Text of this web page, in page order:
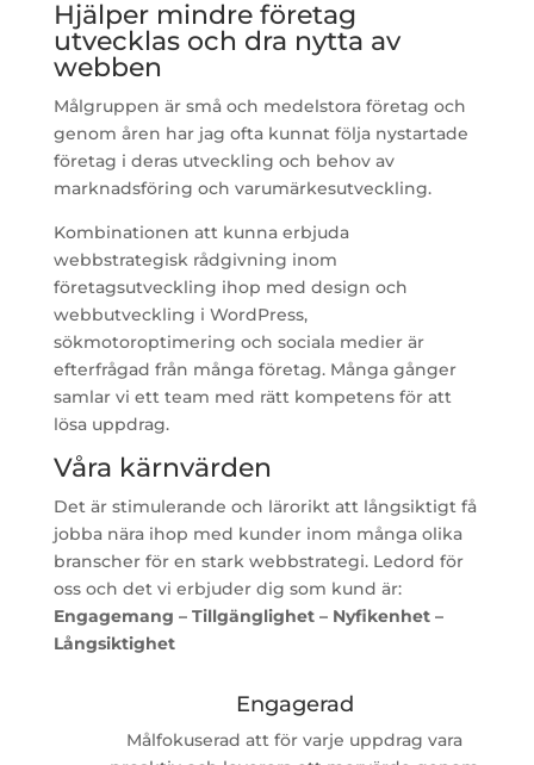
Hjälper mindre företag
utvecklas och dra nytta av
webben
Målgruppen är små och medelstora företag och
genom åren har jag ofta kunnat följa nystartade
företag i deras utveckling och behov av
marknadsföring och varumärkesutveckling.
Kombinationen att kunna erbjuda
webbstrategisk rådgivning inom
företagsutveckling ihop med design och
webbutveckling i WordPress,
sökmotoroptimering och sociala medier är
efterfrågad från många företag. Många gånger
samlar vi ett team med rätt kompetens för att
lösa uppdrag.
Våra kärnvärden
Det är stimulerande och lärorikt att långsiktigt få
jobba nära ihop med kunder inom många olika
branscher för en stark webbstrategi. Ledord för
oss och det vi erbjuder dig som kund är:
Engagemang – Tillgänglighet – Nyfikenhet –
Långsiktighet
Engagerad
Målfokuserad att för varje uppdrag vara